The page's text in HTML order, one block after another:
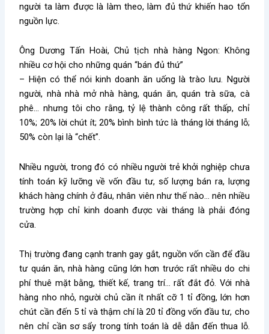
người ta làm được là làm theo, làm đủ thứ khiến hao tổn
nguồn lực.
Ông Dương Tấn Hoài, Chủ tịch nhà hàng Ngon: Không
nhiều cơ hội cho những quán “bán đủ thứ”
– Hiện có thể nói kinh doanh ăn uống là trào lưu. Người
người, nhà nhà mở nhà hàng, quán ăn, quán trà sữa, cà
phê… nhưng tôi cho rằng, tỷ lệ thành công rất thấp, chỉ
10%; 20% lời chút ít; 20% bình bình tức là tháng lời tháng lỗ;
50% còn lại là “chết”.
Nhiều người, trong đó có nhiều người trẻ khởi nghiệp chưa
tính toán kỹ lưỡng về vốn đầu tư, số lượng bán ra, lượng
khách hàng chính ở đâu, nhân viên như thế nào… nên nhiều
trường hợp chỉ kinh doanh được vài tháng là phải đóng
cửa.
Thị trường đang cạnh tranh gay gắt, nguồn vốn cần để đầu
tư quán ăn, nhà hàng cũng lớn hơn trước rất nhiều do chi
phí thuê mặt bằng, thiết kế, trang trí… rất đắt đỏ. Với nhà
hàng nho nhỏ, người chủ cần ít nhất cỡ 1 tỉ đồng, lớn hơn
chút cần đến 5 tỉ và thậm chí là 20 tỉ đồng vốn đầu tư, cho
nên chỉ cần sơ sẩy trong tính toán là dễ dẫn đến thua lỗ.